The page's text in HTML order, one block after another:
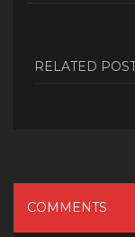
RELATED
COMMENTS